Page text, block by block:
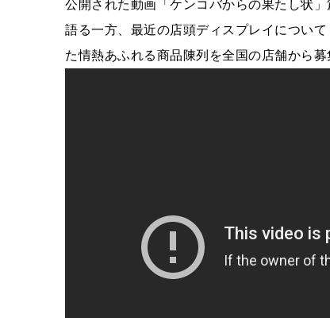
公開された動画「ケンコバからの果たし状
語る一方、最近の店頭ディスプレイについ
た情熱あふれる商品陳列を全国の店舗から